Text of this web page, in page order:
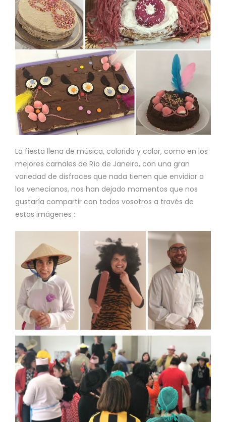
La fiesta llena de música, colorido y color, como en los
mejores carnales de Río de Janeiro, con una gran
variedad de disfraces que nada tienen que envidiar a
los venecianos, nos han dejado momentos que nos
gustaría compartir con todos vosotros a través de
estas imágenes :